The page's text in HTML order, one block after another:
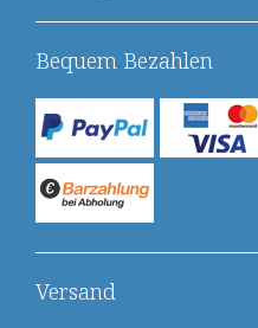
Bequem Bezahlen
Versand